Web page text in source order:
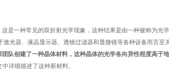
是一种常见的双折射光学现象，这种结果是由一种被称为光
光器、液晶显示器、透镜过滤器和显微镜等各种设备而言至
队创建了一种晶体材料，这种晶体的光学各向异性程度高于
详细描述了这种新材料。